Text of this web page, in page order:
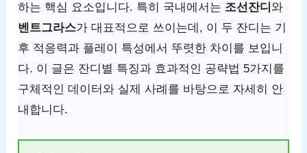
하는 핵심 요소입니다. 특히 국내에서는 조선잔디 와
벤트그라스가 대표적으로 쓰이는데, 이 두 잔디는 기
후 적응력과 플레이 특성에서 뚜렷한 차이를 보입니
다. 이 글은 잔디별 특징과 효과적인 공략법 5가지를
구체적인 데이터와 실제 사례를 바탕으로 자세히 안
내합니다.